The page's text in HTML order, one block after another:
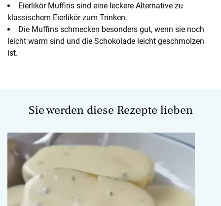
Eierlikör Muffins sind eine leckere Alternative zu
klassischem Eierlikör zum Trinken.
Die Muffins schmecken besonders gut, wenn sie noch
leicht warm sind und die Schokolade leicht geschmolzen
ist.
Sie werden diese Rezepte lieben